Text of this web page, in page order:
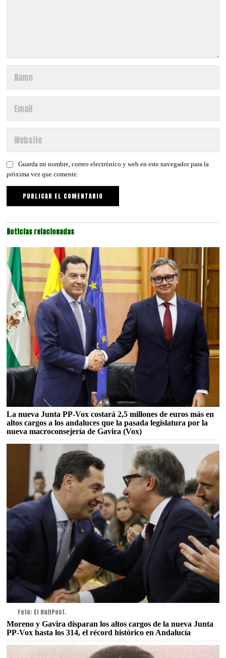
Guarda mi nombre, correo electrónico y web en este navegador para la
próxima vez que comente.
Noticias relacionadas
La nueva Junta PP-Vox costará 2,5 millones de euros más en
altos cargos a los andaluces que la pasada legislatura por la
nueva macroconsejería de Gavira (Vox)
Foto: El HuffPost.
Moreno y Gavira disparan los altos cargos de la nueva Junta
PP-Vox hasta los 314, el récord histórico en Andalucía